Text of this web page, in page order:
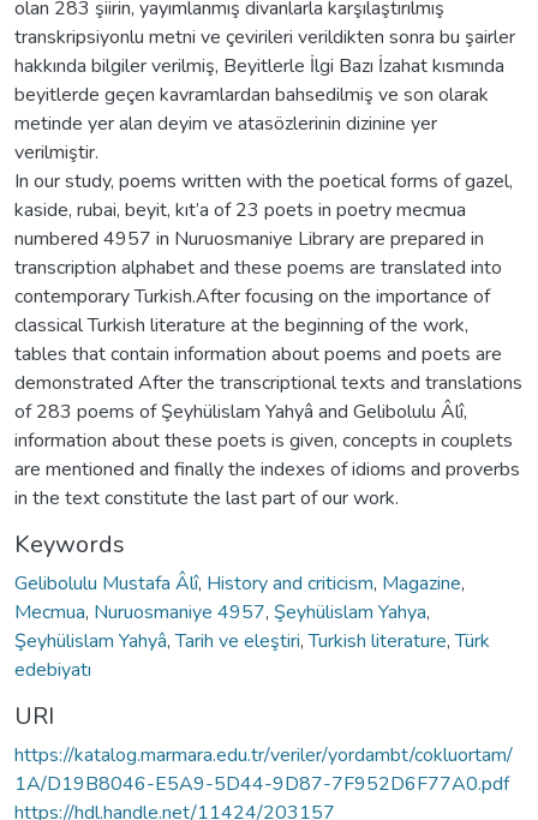
olan 283 şiirin, yayımlanmış divanlarla karşılaştırılmış
transkripsiyonlu metni ve çevirileri verildikten sonra bu şairler
hakkında bilgiler verilmiş, Beyitlerle İlgi Bazı İzahat kısmında
beyitlerde geçen kavramlardan bahsedilmiş ve son olarak
metinde yer alan deyim ve atasözlerinin dizinine yer
verilmiştir.
In our study, poems written with the poetical forms of gazel,
kaside, rubai, beyit, kıt’a of 23 poets in poetry mecmua
numbered 4957 in Nuruosmaniye Library are prepared in
transcription alphabet and these poems are translated into
contemporary Turkish.After focusing on the importance of
classical Turkish literature at the beginning of the work,
tables that contain information about poems and poets are
demonstrated After the transcriptional texts and translations
of 283 poems of Şeyhülislam Yahyâ and Gelibolulu Âlî,
information about these poets is given, concepts in couplets
are mentioned and finally the indexes of idioms and proverbs
in the text constitute the last part of our work.
Keywords
Gelibolulu Mustafa Âlî, History and criticism, Magazine,
Mecmua, Nuruosmaniye 4957, Şeyhülislam Yahya,
Şeyhülislam Yahyâ,Tarih ve eleştiri,Turkish literature,Türk
edebiyatı
URI
https://katalog.marmara.edu.tr/veriler/yordambt/cokluortam/
1A/D19B8046-E5A9-5D44-9D87-7F952D6F77A0.pdf
https://hdl.handle.net/11424/203157